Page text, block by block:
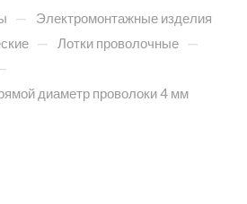
— Электромонтажные изделия
— Лотки проволочные —
диаметр проволоки 4 мм